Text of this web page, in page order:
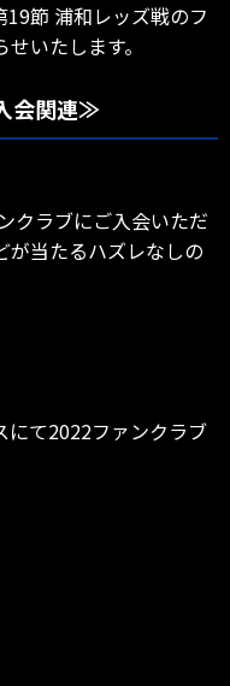
節 浦和レッズ戦のフ
いたします。
会関連≫
クラブにご入会いただ
が当たるハズレなしの
にて2022ファンクラブ